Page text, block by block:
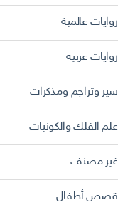
روايات عالمية
روايات عربية
سير وتراجم ومذكرات
علم الفلك والكونيات
غير مصنف
قصص أطفال